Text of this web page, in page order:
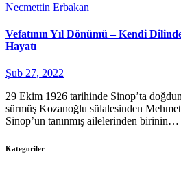
Necmettin Erbakan
Vefatının Yıl Dönümü – Kendi
Hayatı
Şub 27, 2022
29 Ekim 1926 tarihinde Sinop’ta
sürmüş Kozanoğlu sülalesinden
Sinop’un tanınmış ailelerinden birinin…
Kategoriler